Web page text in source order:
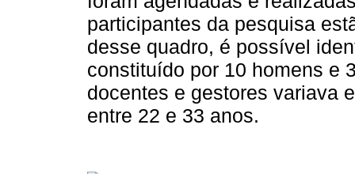
participantes da pesquisa
desse quadro, é possível
constituído por 10 homens e
docentes e gestores variava
entre 22 e 33 anos.